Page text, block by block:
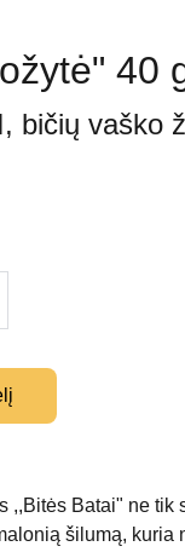
40
bičių vaško
,,Bitės Batai" ne tik
šilumą, kuria